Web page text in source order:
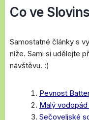
Co ve
Samostatné články s
níže. Sami si udělejte
návštěvu. :)
Pevnost
Malý vodopád
Sečoveljské